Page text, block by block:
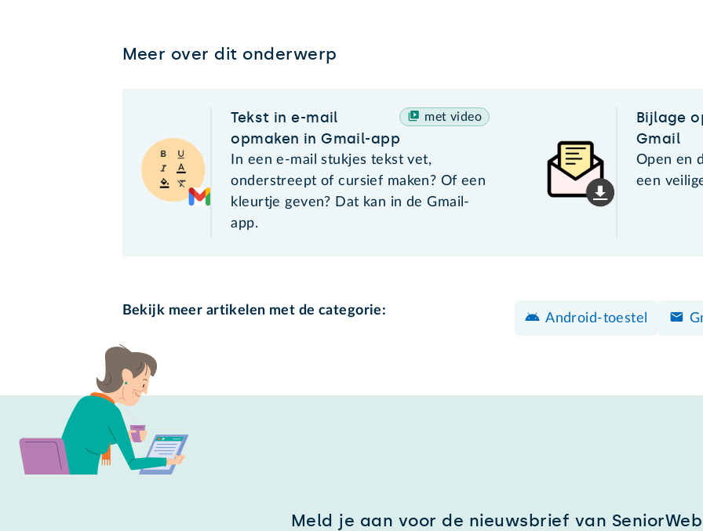
Meer over dit onderwerp
met video
Tekst in e-mail
opmaken in Gmail-app
In een e-mail stukjes tekst vet,
onderstreept of cursief maken? Of een
kleurtje geven? Dat kan in de Gmail-
app.
Bijlage
Gmail
Open en
een
Bekijk meer artikelen met de categorie:
Android-toestel
Meld je aan voor de nieuwsbrief van SeniorWeb